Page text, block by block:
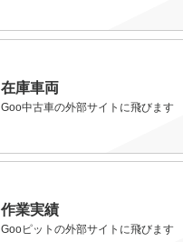
在庫車両
Goo中古車の外部サイトに飛びます
作業実績
Gooピットの外部サイトに飛びます